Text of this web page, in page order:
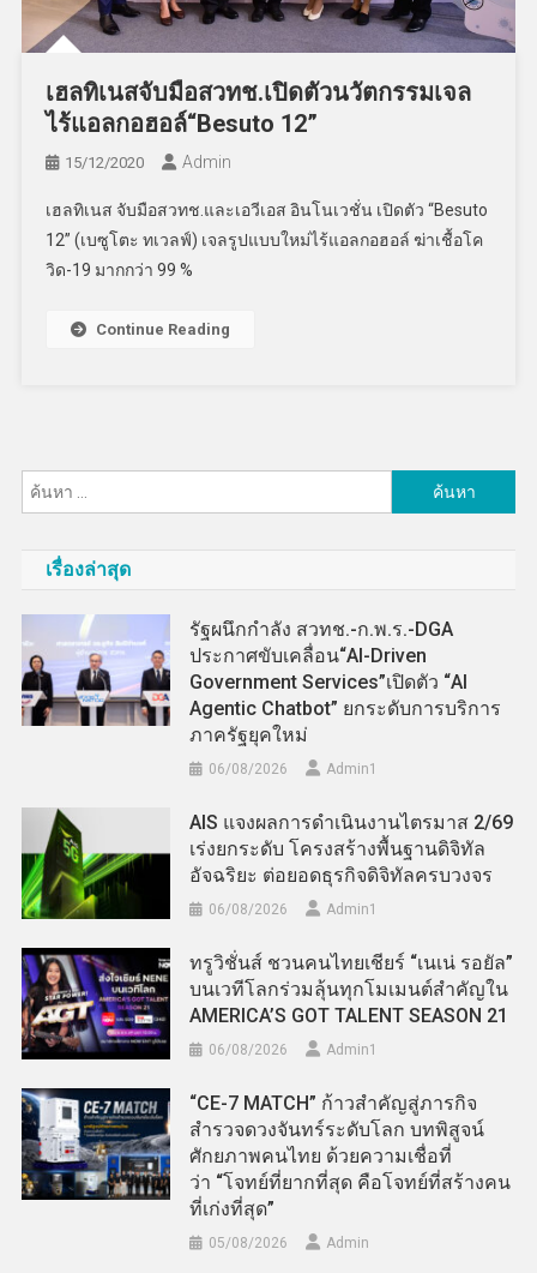
เฮลทิเนสจับมือสวทช.เปิดตัวนวัตกรรมเจล
ไร้แอลกอฮอล์“Besuto 12”
15/12/2020 Admin
เฮลทิเนส จับมือสวทช.และเอวีเอส อินโนเวชั่น เปิดตัว “Besuto
12” (เบซูโตะ ทเวลฟ์) เจลรูปแบบใหม่ไร้แอลกอฮอล์ ฆ่าเชื้อโค
วิด-19 มากกว่า 99 %
Continue Reading
สำหรับ:
เรื่องล่าสุด
รัฐผนึกกำลัง สวทช.-ก.พ.ร.-DGA
ประกาศขับเคลื่อน“AI-Driven
Government Services”เปิดตัว “AI
Agentic Chatbot” ยกระดับการบริการ
ภาครัฐยุคใหม่
06/08/2026 Admin​1
AIS แจงผลการดำเนินงานไตรมาส 2/69
เร่งยกระดับ โครงสร้างพื้นฐานดิจิทัล
อัจฉริยะ ต่อยอดธุรกิจดิจิทัลครบวงจร
06/08/2026 Admin​1
ทรูวิชั่นส์ ชวนคนไทยเชียร์ “เนเน่ รอยัล”
บนเวทีโลกร่วมลุ้นทุกโมเมนต์สำคัญใน
AMERICA’S GOT TALENT SEASON 21
06/08/2026 Admin​1
“CE-7 MATCH” ก้าวสำคัญสู่ภารกิจ
สำรวจดวงจันทร์ระดับโลก บทพิสูจน์
ศักยภาพคนไทย ด้วยความเชื่อที่
ว่า “โจทย์ที่ยากที่สุด คือโจทย์ที่สร้างคน
ที่เก่งที่สุด”
05/08/2026 Admin